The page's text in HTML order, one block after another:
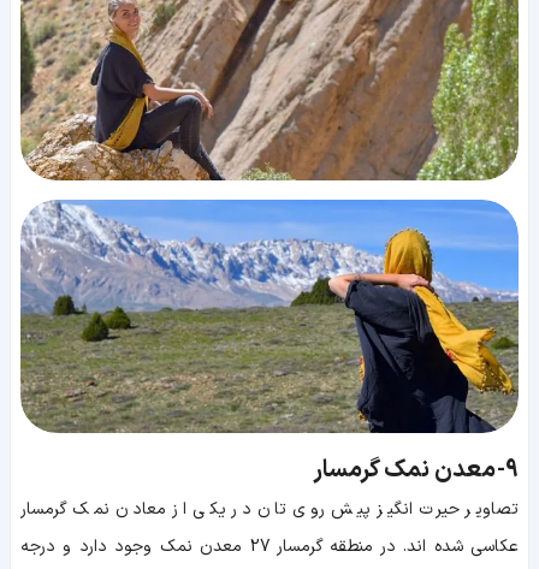
9- معدن نمک گرمسار
تصاویر حیرت انگیز پیش روی تان در یکی از معادن نمک گرمسار
عکاسی شده اند. در منطقه گرمسار 27 معدن نمک وجود دارد و درجه